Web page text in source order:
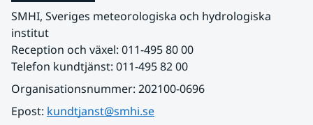
SMHI, Sveriges meteorologiska och hydrologiska
institut
Reception och växel: 011-495 80 00
Telefon kundtjänst: 011-495 82 00
Organisationsnummer: 202100-0696
Epost: kundtjanst@smhi.se